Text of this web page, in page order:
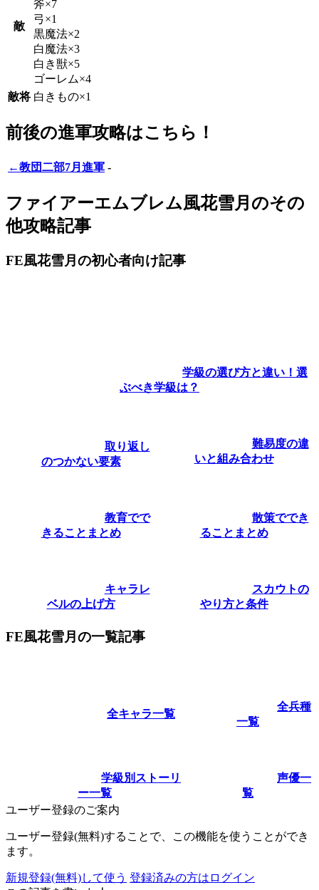
敵
斧×7
弓×1
黒魔法×2
白魔法×3
白き獣×5
ゴーレム×4
敵将 白きもの×1
前後の進軍攻略はこちら！
←教団二部7月進軍 -
ファイアーエムブレム風花雪月のその
他攻略記事
FE風花雪月の初心者向け記事
学級の選び方と違い！選
ぶべき学級は？
取り返し
のつかない要素
難易度の違
いと組み合わせ
教育でで
きることまとめ
散策ででき
ることまとめ
キャラレ
ベルの上げ方
スカウトの
やり方と条件
FE風花雪月の一覧記事
全キャラ一覧
全兵種
一覧
学級別ストーリ
ー一覧
声優一
覧
ユーザー登録のご案内
ユーザー登録(無料)することで、この機能を使うことができ
ます。
新規登録(無料)して使う 登録済みの方はログイン